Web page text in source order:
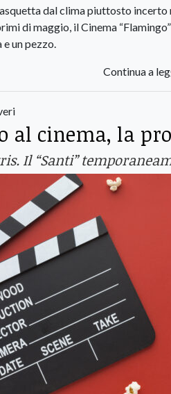
dal clima piuttosto
di maggio, il Cinema
un pezzo.
Continua a
al cinema, la
Il “Santi”